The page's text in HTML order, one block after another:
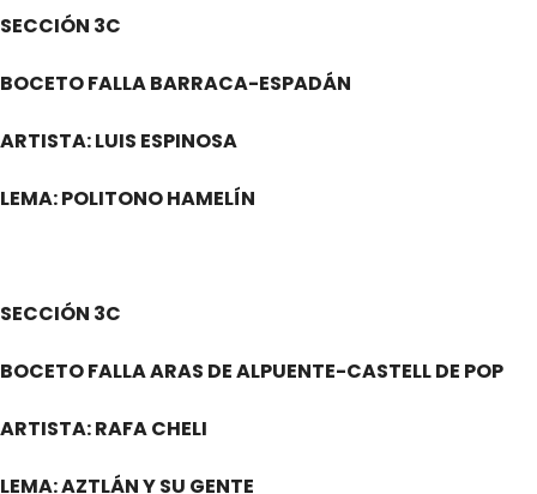
SECCIÓN 3C
BOCETO FALLA BARRACA-ESPADÁN
ARTISTA: LUIS ESPINOSA
LEMA: POLITONO HAMELÍN
SECCIÓN 3C
BOCETO FALLA ARAS DE ALPUENTE-CASTELL DE POP
ARTISTA: RAFA CHELI
LEMA: AZTLÁN Y SU GENTE